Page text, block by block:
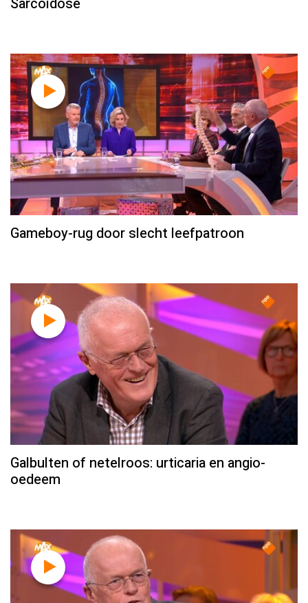
Gameboy-rug door slecht leefpatroon
Galbulten of netelroos: urticaria en angio-
oedeem